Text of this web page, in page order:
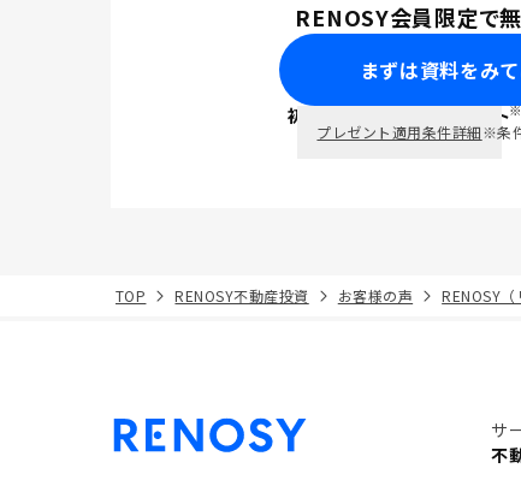
RENOSY会員限定で
まずは資料をみ
初回面談で ポイント
プレゼント適用条件詳細※条
TOP RENOSY不動産投資 お客様の声 RENOSY
サ
不